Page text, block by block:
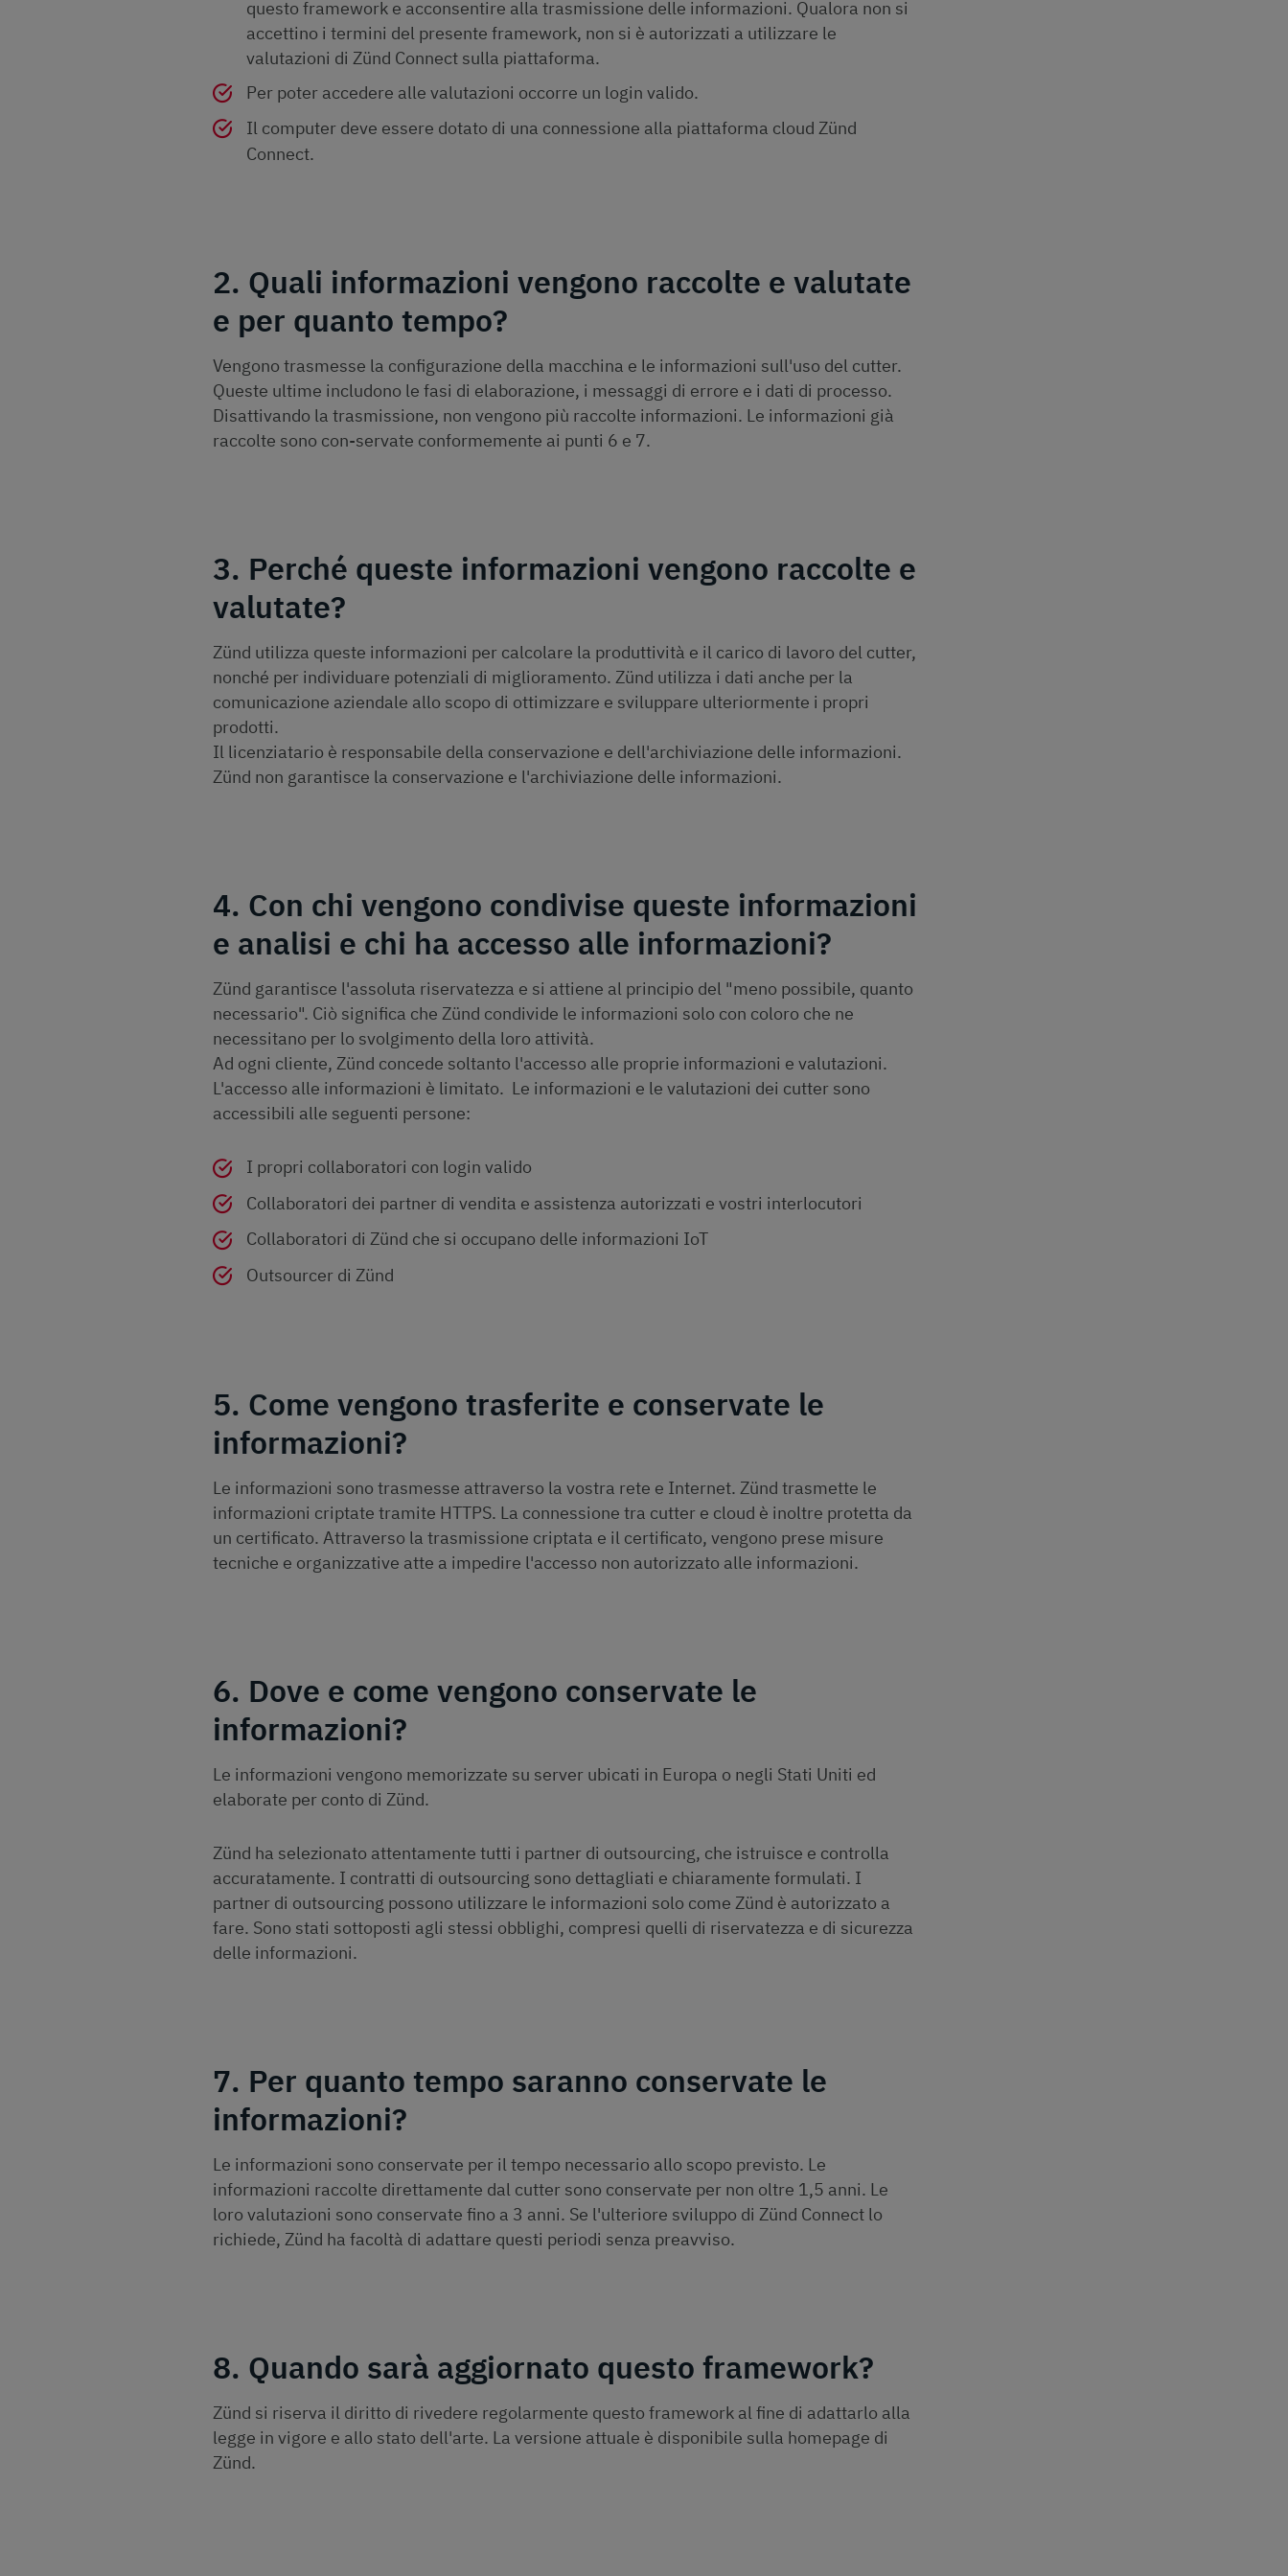
questo framework e acconsentire alla trasmissione delle informazioni. Qualora non si
accettino i termini del presente framework, non si è autorizzati a utilizzare le
valutazioni di Zünd Connect sulla piattaforma.
Per poter accedere alle valutazioni occorre un login valido.
Il computer deve essere dotato di una connessione alla piattaforma cloud Zünd
Connect.
2. Quali informazioni vengono raccolte e valutate
e per quanto tempo?
Vengono trasmesse la configurazione della macchina e le informazioni sull'uso del cutter.
Queste ultime includono le fasi di elaborazione, i messaggi di errore e i dati di processo.
Disattivando la trasmissione, non vengono più raccolte informazioni. Le informazioni già
raccolte sono con-servate conformemente ai punti 6 e 7.
3. Perché queste informazioni vengono raccolte e
valutate?
Zünd utilizza queste informazioni per calcolare la produttività e il carico di lavoro del cutter,
nonché per individuare potenziali di miglioramento. Zünd utilizza i dati anche per la
comunicazione aziendale allo scopo di ottimizzare e sviluppare ulteriormente i propri
prodotti.
Il licenziatario è responsabile della conservazione e dell'archiviazione delle informazioni.
Zünd non garantisce la conservazione e l'archiviazione delle informazioni.
4. Con chi vengono condivise queste informazioni
e analisi e chi ha accesso alle informazioni?
Zünd garantisce l'assoluta riservatezza e si attiene al principio del "meno possibile, quanto
necessario". Ciò significa che Zünd condivide le informazioni solo con coloro che ne
necessitano per lo svolgimento della loro attività.
Ad ogni cliente, Zünd concede soltanto l'accesso alle proprie informazioni e valutazioni.
L'accesso alle informazioni è limitato. Le informazioni e le valutazioni dei cutter sono
accessibili alle seguenti persone:
I propri collaboratori con login valido
Collaboratori dei partner di vendita e assistenza autorizzati e vostri interlocutori
Collaboratori di Zünd che si occupano delle informazioni IoT
Outsourcer di Zünd
5. Come vengono trasferite e conservate le
informazioni?
Le informazioni sono trasmesse attraverso la vostra rete e Internet. Zünd trasmette le
informazioni criptate tramite HTTPS. La connessione tra cutter e cloud è inoltre protetta da
un certificato. Attraverso la trasmissione criptata e il certificato, vengono prese misure
tecniche e organizzative atte a impedire l'accesso non autorizzato alle informazioni.
6. Dove e come vengono conservate le
informazioni?
Le informazioni vengono memorizzate su server ubicati in Europa o negli Stati Uniti ed
elaborate per conto di Zünd.
Zünd ha selezionato attentamente tutti i partner di outsourcing, che istruisce e controlla
accuratamente. I contratti di outsourcing sono dettagliati e chiaramente formulati. I
partner di outsourcing possono utilizzare le informazioni solo come Zünd è autorizzato a
fare. Sono stati sottoposti agli stessi obblighi, compresi quelli di riservatezza e di sicurezza
delle informazioni.
7. Per quanto tempo saranno conservate le
informazioni?
Le informazioni sono conservate per il tempo necessario allo scopo previsto. Le
informazioni raccolte direttamente dal cutter sono conservate per non oltre 1,5 anni. Le
loro valutazioni sono conservate fino a 3 anni. Se l'ulteriore sviluppo di Zünd Connect lo
richiede, Zünd ha facoltà di adattare questi periodi senza preavviso.
8. Quando sarà aggiornato questo framework?
Zünd si riserva il diritto di rivedere regolarmente questo framework al fine di adattarlo alla
legge in vigore e allo stato dell'arte. La versione attuale è disponibile sulla homepage di
Zünd.